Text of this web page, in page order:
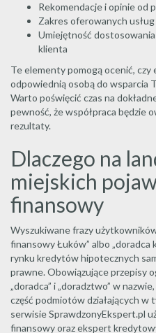
Rekomendacje i opinie od
Zakres oferowanych
Umiejętność
klienta
Te elementy pomogą ocenić,
odpowiednią osobą do wsparcia
Warto poświęcić czas na
pewność, że współpraca będzie
rezultaty.
Dlaczego na
miejskich
finansowy
Wyszukiwane frazy
finansowy Łuków” albo „doradca
rynku kredytów hipotecznych
prawne. Obowiązujące przepisy
„doradca” i „doradztwo” w
część podmiotów działających w
serwisie SprawdzonyEkspert.pl
finansowy oraz ekspert